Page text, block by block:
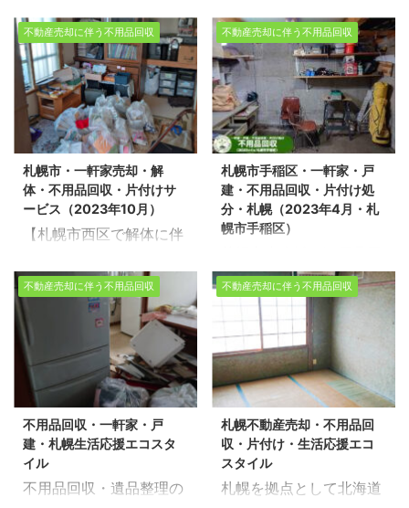
をさせて頂きました。 ※
スタッフ5名/作業時間5
時間/平屋2LDK・車庫付
き 不用品回収・遺品整
理・生前整理のご依頼は
お気軽に生活応援エコス
タイルへご連絡くださ
い！ 【無料相談・お見積
無料】 ...
用品回収をさせて頂きま
した。 ※スタッフ3名/作
業時間5時間/戸建4LDK
不用品回収・遺品整理・
生前整理のご依頼はお気
軽に生活応援エコスタイ
ルへご連絡ください！
【無料相談・お見積無
料】>>お盆 ...
戸建・売却・不用品回
収・片付け（2024年8月
作業実績）】 北海道を拠
点に家の不用品回収・売
却にともなう家片付け・
遺品整理・生前整理を行
っている生活応援エコス
タイルです。道北・道
南・道央・道東・どこで
もご相談ください。 不用
品回収や遺品整理の片付
札幌市西区で売却に伴う
不用品回収を環境事業公
社とさせて頂きました。
※スタッフ6名/作業時間4
時間/戸建2LDK 不用品回
収・遺品整理・生前整理
のご依頼はお気軽に生活
応援エコスタイルへご連
絡ください！ 【無料相
談・お見積 ...
片付け(2024年8月実
績)】 北海道を拠点に家
の不用品回収・売却にと
もなう家片付け・遺品整
理・生前整理を行ってい
る生活応援エコスタイル
です。道北・道南・道
央・道東・どこでもご相
談ください。 不用品回収
や遺品整理の片付け現場
け作業をさせて頂きまし
た。 作業スタッフ：スタ
ッフ7名 作業時間：2日
現場状況：一軒家5LDK
不用品回収・遺品整理・
生前整理のご依頼はお気
軽に生活応援エコスタイ
ルへご連絡ください！
【無料相談・お ...
不動産売却に伴う不用品回収
札幌市・一軒家売却・解
体・不用品回収・片付けサ
ービス（2023年10月）
【札幌市西区で解体に伴
収ならお任せくださ
い！】 北海道を拠点に引
っ越しに伴う不用品回収
を行っている生活応援エ
コスタイルです。不用品
回収や遺品整理・引越し
時の片付け現場実績多
数！ 札幌市西区で、住居
（戸建5LDK）の解体に
伴う片付け作業をさせて
頂きました。スタッフ7
不動産売却に伴う不用品回収
札幌市手稲区・一軒家・戸
建・不用品回収・片付け処
分・札幌（2023年4月・札
幌市手稲区）
収・遺品整理を行ってい
る「生活応援エコスタイ
ル」です。今回は札幌市
手稲区で売却物件の一軒
家5LDKの片付け作業を
環境事業公社とさせて頂
きました。 作業スタッフ
は6名・作業時間1日半で
した。不用品回収・遺品
整理などございましたら
ぜひ、生活応援エコスタ
不動産売却に伴う不用品回収
不用品回収・一軒家・戸
建・札幌生活応援エコスタ
イル
不用品回収・遺品整理の
不動産売却に伴う不用品回収
札幌不動産売却・不用品回
収・片付け・生活応援エコ
スタイル
札幌を拠点として北海道